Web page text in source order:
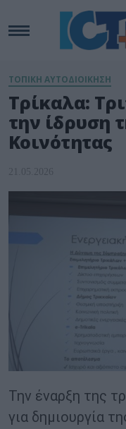
ΤΟΠΙΚΗ ΑΥΤΟΔΙΟΙΚΗΣΗ
Τρίκαλα:
την ίδρυση
Κοινότητας
21.05.2026
Την έναρξη της
για δημιουργία